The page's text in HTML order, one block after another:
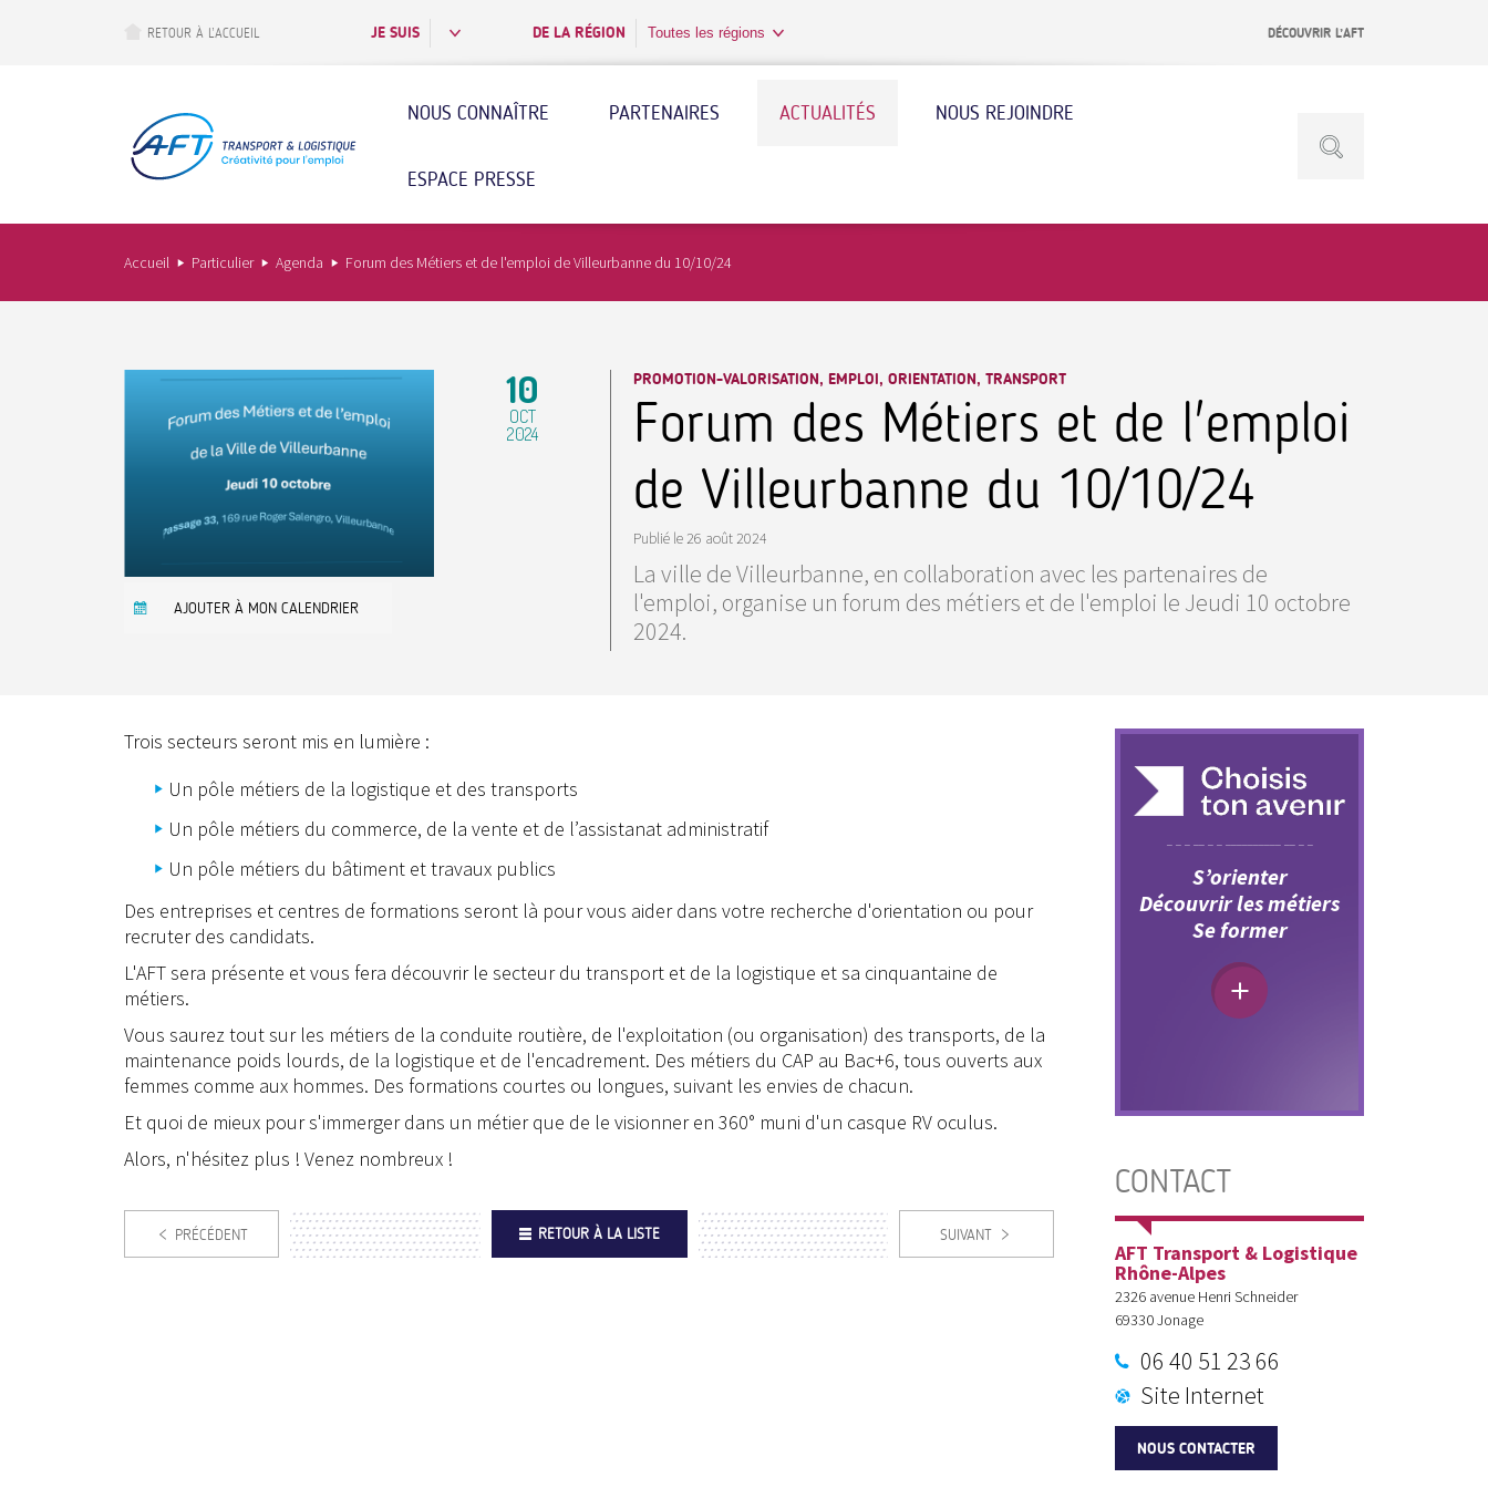
RETOUR À L’ACCUEIL JE SUIS DE LA RÉGION Toutes les régions DÉCOUVRIR L’AFT
NOUS CONNAÎTRE PARTENAIRES ACTUALITÉS NOUS REJOINDRE
ESPACE PRESSE
Accueil Particulier Agenda Forum des Métiers et de l'emploi de Villeurbanne du 10/10/24
AJOUTER À MON CALENDRIER
10
OCT
2024
PROMOTION-VALORISATION, EMPLOI, ORIENTATION, TRANSPORT
Forum des Métiers et de l'emploi
de Villeurbanne du 10/10/24
Publié le 26 août 2024
La ville de Villeurbanne, en collaboration avec les partenaires de
l'emploi, organise un forum des métiers et de l'emploi le Jeudi 10 octobre
2024.
Trois secteurs seront mis en lumière :
Un pôle métiers de la logistique et des transports
Un pôle métiers du commerce, de la vente et de l’assistanat administratif
Un pôle métiers du bâtiment et travaux publics
Des entreprises et centres de formations seront là pour vous aider dans votre recherche d'orientation ou pour
recruter des candidats.
L'AFT sera présente et vous fera découvrir le secteur du transport et de la logistique et sa cinquantaine de
métiers.
Vous saurez tout sur les métiers de la conduite routière, de l'exploitation (ou organisation) des transports, de la
maintenance poids lourds, de la logistique et de l'encadrement. Des métiers du CAP au Bac+6, tous ouverts aux
femmes comme aux hommes. Des formations courtes ou longues, suivant les envies de chacun.
Et quoi de mieux pour s'immerger dans un métier que de le visionner en 360° muni d'un casque RV oculus.
Alors, n'hésitez plus ! Venez nombreux !
PRÉCÉDENT RETOUR À LA LISTE SUIVANT
S’orienter
Découvrir les métiers
Se former
CONTACT
AFT Transport & Logistique
Rhône-Alpes
2326 avenue Henri Schneider
69330Jonage
06 40 51 23 66
Site Internet
NOUS CONTACTER